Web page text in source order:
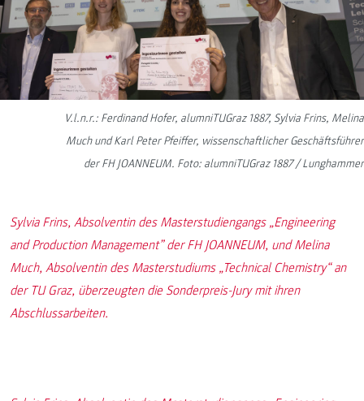
V.l.n.r.: Ferdinand Hofer, alumniTUGraz 1887, Sylvia Frins, Melina
Much und Karl Peter Pfeiffer, wissenschaftlicher Geschäftsführer
der FH JOANNEUM. Foto: alumniTUGraz 1887 / Lunghammer
Sylvia Frins, Absolventin des Masterstudiengangs „Engineering
and Production Management” der FH JOANNEUM, und Melina
Much, Absolventin des Masterstudiums „Technical Chemistry“ an
der TU Graz, überzeugten die Sonderpreis-Jury mit ihren
Abschlussarbeiten.